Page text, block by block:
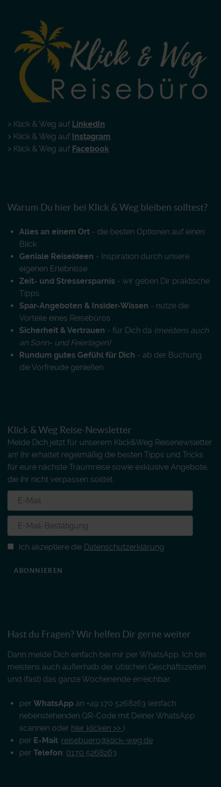
> Klick & Weg auf LinkedIn
> Klick & Weg auf Instagram
> Klick & Weg auf Facebook
Warum Du hier bei Klick & Weg bleiben solltest?
Alles an einem Ort - die besten Optionen auf einen
Blick
Geniale Reiseideen - Inspiration durch unsere
eigenen Erlebnisse
Zeit- und Stressersparnis - wir geben Dir praktische
Tipps
Spar-Angeboten & Insider-Wissen - nutze die
Vorteile eines Reisebüros
Sicherheit & Vertrauen - für Dich da (meistens auch
an Sonn- und Feiertagen)
Rundum gutes Gefühl für Dich - ab der Buchung
die Vorfreude genießen
Klick & Weg Reise-Newsletter
Melde Dich jetzt für unserem Klick&Weg Reisenewsletter
an! Ihr erhaltet regelmäßig die besten Tipps und Tricks
für eure nächste Traumreise sowie exklusive Angebote,
die ihr nicht verpassen solltet.
Ich akzeptiere die Datenschutzerklärung
ABONNIEREN
Hast du Fragen? Wir helfen Dir gerne weiter
Dann melde Dich einfach bei mir per WhatsApp. Ich bin
meistens auch außerhalb der üblichen Geschäftszeiten
und (fast) das ganze Wochenende erreichbar.
per WhatsApp an +49 170 5268263 (einfach
nebenstehenden QR-Code mit Deiner WhatsApp
scannen oder hier klicken >> )
per E-Mail: reisebuero@klick-weg.de
per Telefon: 0170 5268263